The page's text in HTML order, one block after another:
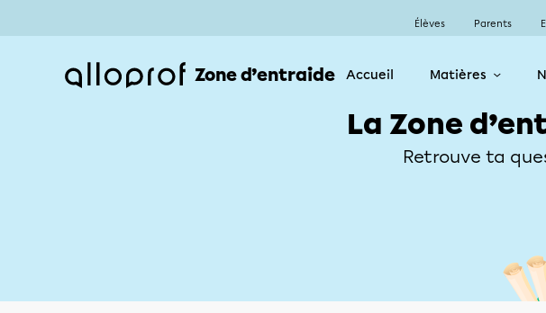
Élèves Parents
Zone d’entraide Accueil Matières
La Zone
Retrouve ta